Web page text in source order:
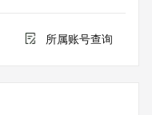
所属账号查询